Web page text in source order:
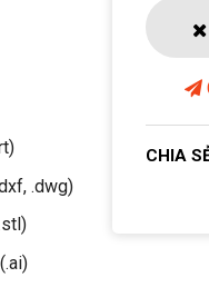
.dwg)
CHIA